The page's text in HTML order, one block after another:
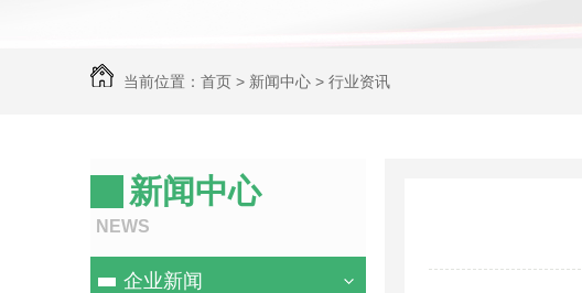
当前位置： 首页 > 新闻中心 > 行业资讯
新闻中心
NEWS
企业新闻